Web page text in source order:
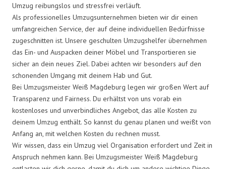
Umzug reibungslos und stressfrei verläuft.
Als professionelles Umzugsunternehmen bieten wir dir einen
umfangreichen Service, der auf deine individuellen Bedürfnisse
zugeschnitten ist. Unsere geschulten Umzugshelfer übernehmen
das Ein- und Auspacken deiner Möbel und Transportieren sie
sicher an dein neues Ziel. Dabei achten wir besonders auf den
schonenden Umgang mit deinem Hab und Gut.
Bei Umzugsmeister Weiß Magdeburg legen wir großen Wert auf
Transparenz und Fairness. Du erhältst von uns vorab ein
kostenloses und unverbindliches Angebot, das alle Kosten zu
deinem Umzug enthält. So kannst du genau planen und weißt von
Anfang an, mit welchen Kosten du rechnen musst.
Wir wissen, dass ein Umzug viel Organisation erfordert und Zeit in
Anspruch nehmen kann. Bei Umzugsmeister Weiß Magdeburg